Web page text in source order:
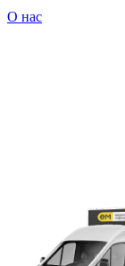
О нас